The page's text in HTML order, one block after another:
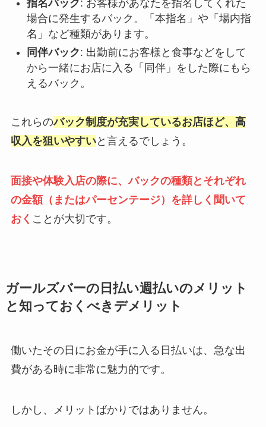
指名バック: お客様があなたを指名してくれた
場合に発生するバック。「本指名」や「場内指
名」など種類があります。
同伴バック: 出勤前にお客様と食事などをして
から一緒にお店に入る「同伴」をした際にもら
えるバック。
これらのバック制度が充実しているお店ほど、高
収入を狙いやすいと言えるでしょう。
面接や体験入店の際に、バックの種類とそれぞれ
の金額（またはパーセンテージ）を詳しく聞いて
おく ことが大切です。
ガールズバーの日払い週払いのメリット
と知っておくべきデメリット
働いたその日にお金が手に入る日払いは、急な出
費がある時に非常に魅力的です。
しかし、メリットばかりではありません。